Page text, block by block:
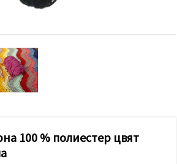
100 % полиестер цвят